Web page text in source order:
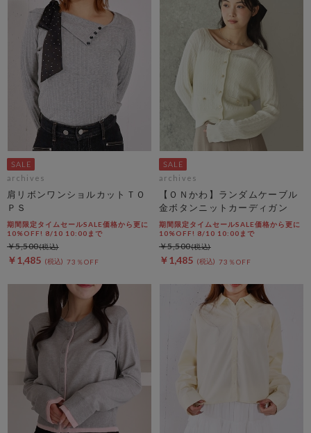
archives
肩リボンワンショルカットＴＯ
ＰＳ
期間限定タイムセールSALE価格から更に
10%OFF! 8/10 10:00まで
￥1,485 73％OFF
￥5,500
archives
【ＯＮかわ】ランダムケーブル
金ボタンニットカーディガン
期間限定タイムセールSALE価格から更に
10%OFF! 8/10 10:00まで
￥1,485 73％OFF
￥5,500